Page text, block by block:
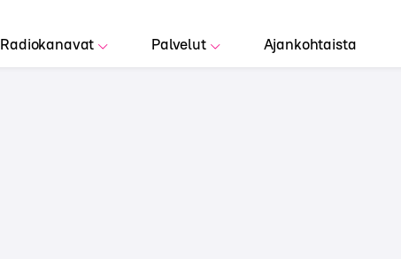
Radiokanavat Palvelut Ajankohtaista